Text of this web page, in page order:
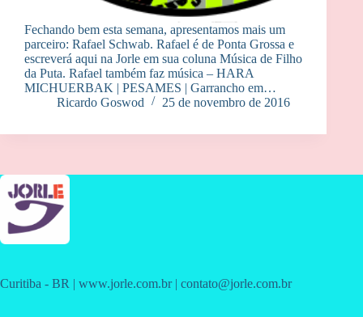
Fechando bem esta semana, apresentamos mais um
parceiro: Rafael Schwab. Rafael é de Ponta Grossa e
escreverá aqui na Jorle em sua coluna Música de Filho
da Puta. Rafael também faz música – HARA
MICHUERBAK | PESAMES | Garrancho em…
Ricardo Goswod
25 de novembro de 2016
Curitiba - BR | www.jorle.com.br | contato@jorle.com.br